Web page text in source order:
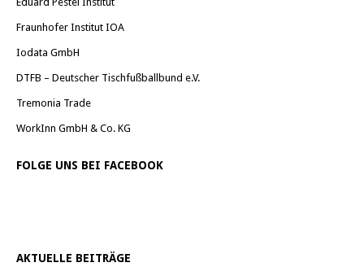
Fraunhofer Institut IOA
Iodata GmbH
DTFB – Deutscher Tischfußballbund e.V.
Tremonia Trade
WorkInn GmbH & Co. KG
FOLGE UNS BEI FACEBOOK
AKTUELLE BEITRÄGE